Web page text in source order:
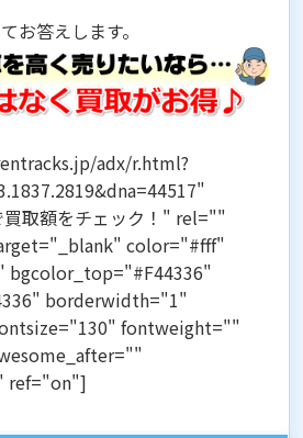
お答えします。
adx/r.html?
取額をチェック！" rel=""
color="#fff"
bgcolor_top="#F44336"
borderwidth="1"
fontweight=""
ref="on"]